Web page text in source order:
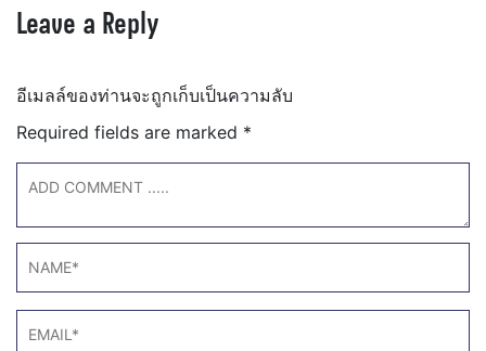
Leave a Reply
อีเมลล์ของท่านจะถูกเก็บเป็นความลับ
Required fields are marked *